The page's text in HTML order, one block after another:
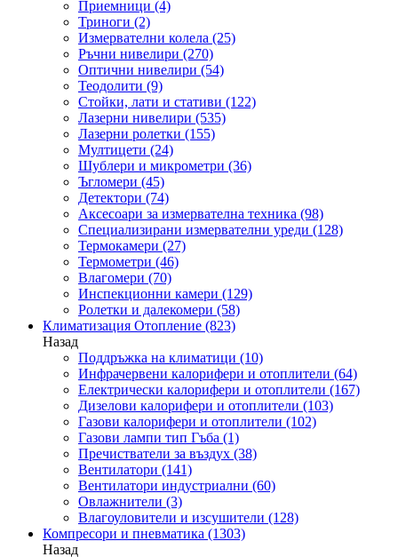
Приемници (4)
Триноги (2)
Измервателни колела (25)
Ръчни нивелири (270)
Оптични нивелири (54)
Теодолити (9)
Стойки, лати и стативи (122)
Лазерни нивелири (535)
Лазерни ролетки (155)
Мултицети (24)
Шублери и микрометри (36)
Ъгломери (45)
Детектори (74)
Аксесоари за измервателна техника (98)
Специализирани измервателни уреди (128)
Термокамери (27)
Термометри (46)
Влагомери (70)
Инспекционни камери (129)
Ролетки и далекомери (58)
Климатизация Отопление (823)
Назад
Поддръжка на климатици (10)
Инфрачервени калорифери и отоплители (64)
Електрически калорифери и отоплители (167)
Дизелови калорифери и отоплители (103)
Газови калорифери и отоплители (102)
Газови лампи тип Гъба (1)
Пречистватели за въздух (38)
Вентилатори (141)
Вентилатори индустриални (60)
Овлажнители (3)
Влагоуловители и изсушители (128)
Компресори и пневматика (1303)
Назад